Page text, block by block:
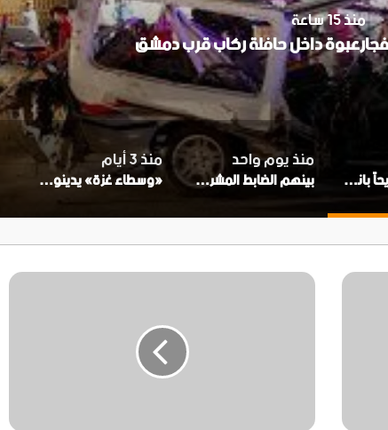
منذ 15 ساعة
قتيلان و 14 جريحاً بانفجارعبوة داخل حافلة ركاب قرب دمشق
منذ يوم واحد
بينهم الضابط المشرف على قتل القوات المسلحة الجنوبية.. مقتل عدد من الضباط السعوديين في الهجمات الحوثية التي استهدفت معسكرات في العبر والوديعة ومأرب
منذ 3 أيام
«وسطاء غزة» يدينون انتهاكات إسرائيل وتهديد التهدئة
الرئيس